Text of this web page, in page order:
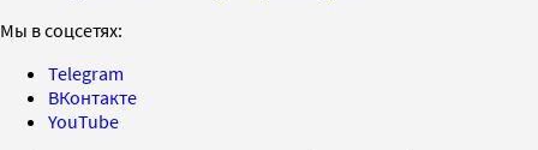
Мы в соцсетях:
Telegram
ВКонтакте
YouTube